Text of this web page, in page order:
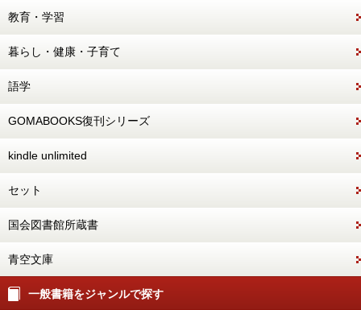
教育・学習
暮らし・健康・子育て
語学
GOMABOOKS復刊シリーズ
kindle unlimited
セット
国会図書館所蔵書
青空文庫
一般書籍をジャンルで探す